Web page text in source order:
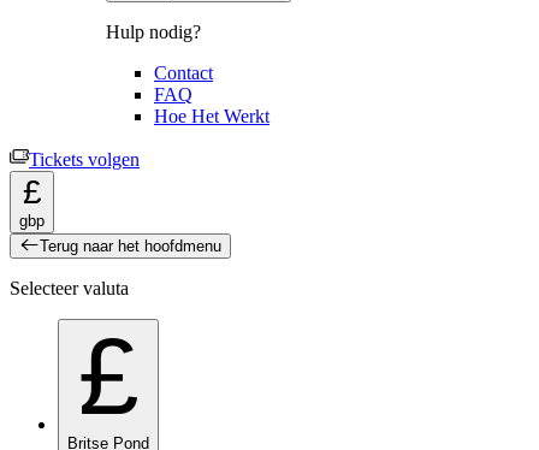
Hulp nodig?
Contact
FAQ
Hoe Het Werkt
Tickets volgen
£
gbp
Terug naar het hoofdmenu
Selecteer valuta
£
Britse Pond